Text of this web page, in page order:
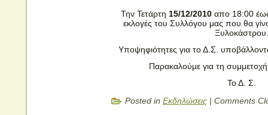
Την Τετάρτη 15/12/2010 απο 18:00
εκλογές του Συλλόγου μας που θα
Ξυλοκάστρου.
Υποψηφιότητες για το Δ.Σ.
Παρακαλούμε για τη
Το Δ. Σ.
Posted in Εκδηλώσεις | Comments